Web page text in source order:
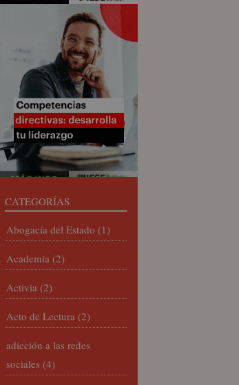
CATEGORÍAS
Abogacía del Estado (1)
Academia (2)
Activia (2)
Acto de Lectura (2)
adicción a las redes
sociales (4)